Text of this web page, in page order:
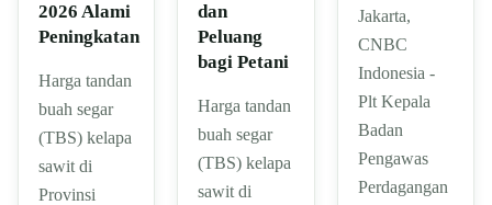
2026 Alami
Peningkatan
Harga tandan
buah segar
(TBS) kelapa
sawit di
Provinsi
dan
Peluang
bagi Petani
Harga tandan
buah segar
(TBS) kelapa
sawit di
Jakarta,
CNBC
Indonesia -
Plt Kepala
Badan
Pengawas
Perdagangan